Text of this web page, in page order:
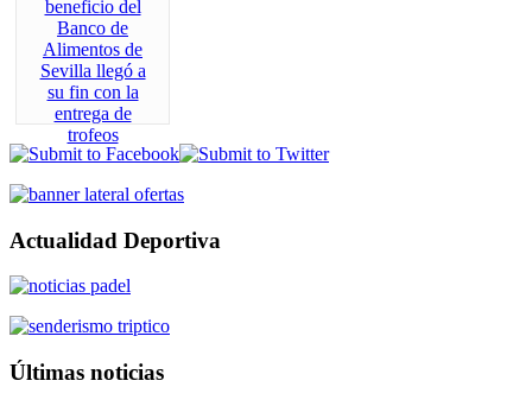
Actualidad Deportiva
Últimas noticias